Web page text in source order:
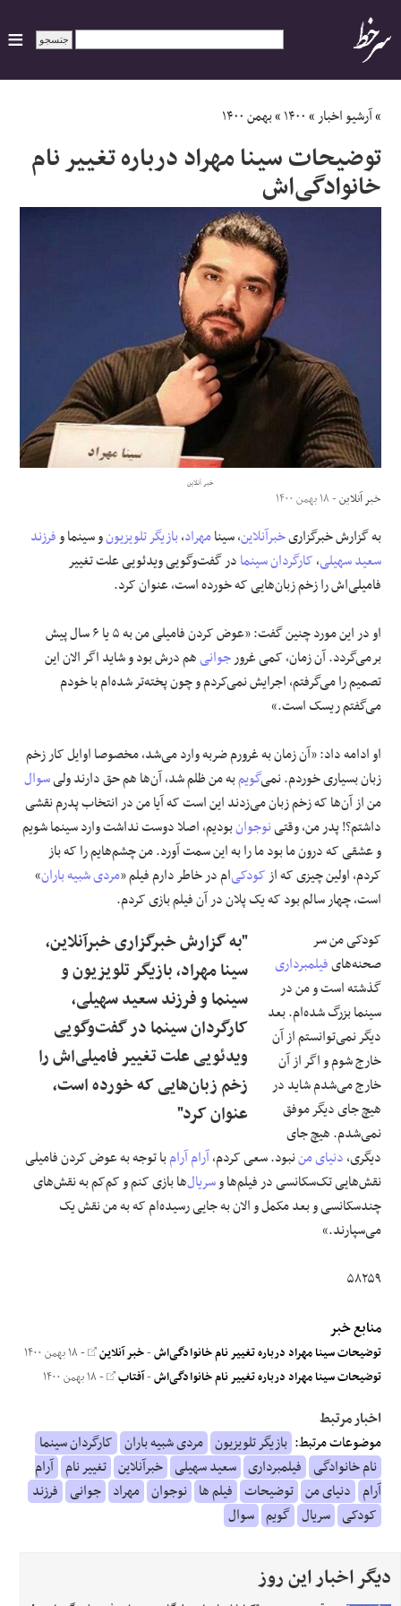
ایران
سیاسی
اقتصاد
حوادث
علوم و فن آوری
مقالات
»آرشیو اخبار»۱۴۰۰»بهمن ۱۴۰۰
توضیحات سینا مهراد درباره تغییر نام
خانوادگی‌اش
خبر آنلاین
خبر آنلاین- ۱۸ بهمن ۱۴۰۰
به گزارش خبرگزاریخبرآنلاین، سینامهراد،بازیگر تلویزیونو سینما وفرزند
سعید سهیلی،کارگردان سینمادر گفت‌وگویی ویدئویی علت تغییر
فامیلی‌اش را زخم زبان‌هایی که خورده است، عنوان کرد.
او در این مورد چنین گفت: «عوض کردن فامیلی من به ۵ یا ۶ سال پیش
برمی‌گردد. آن زمان، کمی غرورجوانیهم درش بود و شاید اگر الان این
تصمیم را می‌گرفتم، اجرایش نمی‌کردم و چون پخته‌تر شده‌ام با خودم
می‌گفتم ریسک است.»
او ادامه داد: «آن زمان به غرورم ضربه وارد می‌شد، مخصوصا اوایل کار زخم
زبان بسیاری خوردم. نمی‌گویمبه من ظلم شد، آن‌ها هم حق دارند ولیسوال
من از آن‌ها که زخم زبان می‌زدند این است که آیا من در انتخاب پدرم نقشی
داشتم؟! پدر من، وقتینوجوانبودیم، اصلا دوست نداشت وارد سینما شویم
و عشقی که درون ما بود ما را به این سمت آورد. من چشم‌هایم را که باز
کردم، اولین چیزی که ازکودکی‌ام در خاطر دارم فیلم «مردی شبیه باران»
است، چهار سالم بود که یک پلان در آن فیلم بازی کردم.
"به گزارش خبرگزاری خبرآنلاین،
سینا مهراد، بازیگر تلویزیون و
سینما و فرزند سعید سهیلی،
کارگردان سینما در گفت‌وگویی
ویدئویی علت تغییر فامیلی‌اش را
زخم زبان‌هایی که خورده است،
عنوان کرد"
کودکی من سر
صحنه‌هایفیلمبرداری
گذشته است و من در
سینما بزرگ شده‌ام. بعد
دیگر نمی‌توانستم از آن
خارج شوم و اگر از آن
خارج می‌شدم شاید در
هیچ جای دیگر موفق
نمی‌شدم. هیچ جای
دیگری،دنیای مننبود. سعی کردم،آرام آرامبا توجه به عوض کردن فامیلی
نقش‌هایی تک‌سکانسی در فیلم‌ها وسریال‌ها بازی کنم و کم‌کم به نقش‌های
چندسکانسی و بعد مکمل و الان به جایی رسیده‌ام که به من نقش یک
می‌سپارند.»
۵۸۲۵۹
منابع خبر
توضیحات سینا مهراد درباره تغییر نام خانوادگی‌اش-خبر آنلاین - ۱۸ بهمن ۱۴۰۰
توضیحات سینا مهراد درباره تغییر نام خانوادگی‌اش-آفتاب - ۱۸ بهمن ۱۴۰۰
اخبار مرتبط
موضوعات مرتبط: بازیگر تلویزیون مردی شبیه باران کارگردان سینما
نام خانوادگی فیلمبرداری سعید سهیلی خبرآنلاین تغییر نام آرام
آرام دنیای من توضیحات فیلم ها نوجوان مهراد جوانی فرزند
کودکی سریال گویم سوال
دیگر اخبار این روز